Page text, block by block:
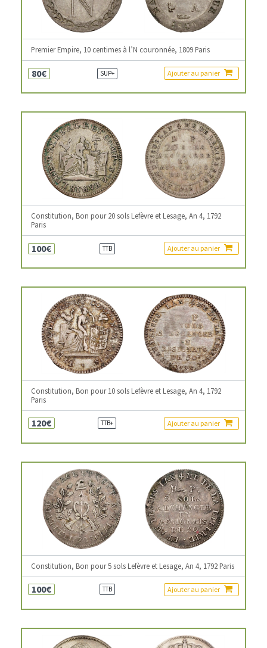
Premier Empire, 10 centimes à l’N couronnée, 1809 Paris
80€ SUP+ Ajouter au panier
Constitution, Bon pour 20 sols Lefèvre et Lesage, An 4, 1792
Paris
100€ TTB Ajouter au panier
Constitution, Bon pour 10 sols Lefèvre et Lesage, An 4, 1792
Paris
120€ TTB+ Ajouter au panier
Constitution, Bon pour 5 sols Lefèvre et Lesage, An 4, 1792 Paris
100€ TTB Ajouter au panier